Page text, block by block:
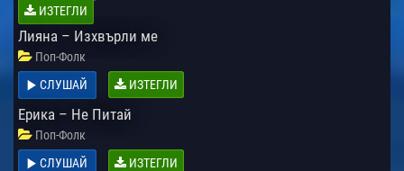
ИЗТЕГЛИ
Лияна – Изхвърли ме
Поп-Фолк
СЛУШАЙ
ИЗТЕГЛИ
Ерика – Не Питай
Поп-Фолк
СЛУШАЙ
ИЗТЕГЛИ